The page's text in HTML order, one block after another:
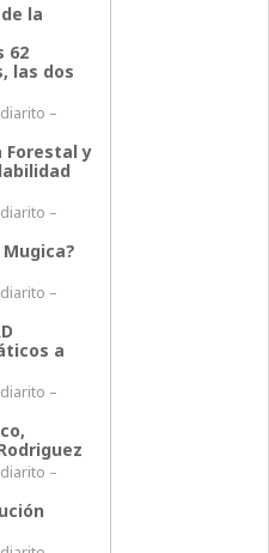
la
62
las dos
–
Forestal y
–
–
a
–
–